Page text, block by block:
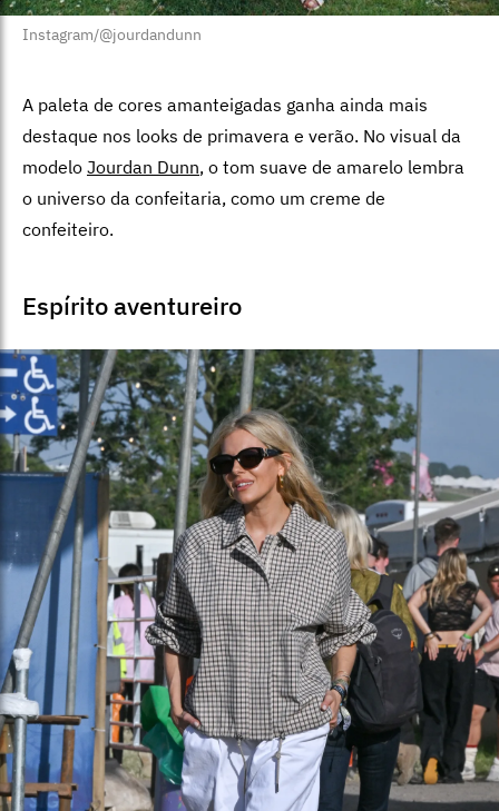
Instagram/@jourdandunn
A paleta de cores amanteigadas ganha ainda mais
destaque nos looks de primavera e verão. No visual da
modelo Jourdan Dunn, o tom suave de amarelo lembra
o universo da confeitaria, como um creme de
confeiteiro.
Espírito aventureiro